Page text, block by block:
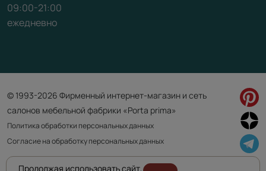
09:00-21:00
ежедневно
© 1993-2026 Фирменный интернет-магазин и сеть
салонов мебельной фабрики «Porta prima»
Политика обработки персональных данных
Согласие на обработку персональных данных
Продолжая использовать сайт,